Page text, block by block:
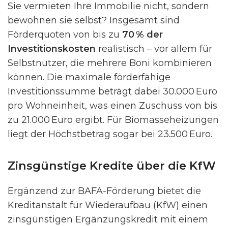
Sie vermieten Ihre Immobilie nicht, sondern
bewohnen sie selbst? Insgesamt sind
Förderquoten von bis zu 70 % der
Investitionskosten realistisch – vor allem für
Selbstnutzer, die mehrere Boni kombinieren
können. Die maximale förderfähige
Investitionssumme beträgt dabei 30.000 Euro
pro Wohneinheit, was einen Zuschuss von bis
zu 21.000 Euro ergibt. Für Biomasseheizungen
liegt der Höchstbetrag sogar bei 23.500 Euro.
Zinsgünstige Kredite über die KfW
Ergänzend zur BAFA-Förderung bietet die
Kreditanstalt für Wiederaufbau (KfW) einen
zinsgünstigen Ergänzungskredit mit einem